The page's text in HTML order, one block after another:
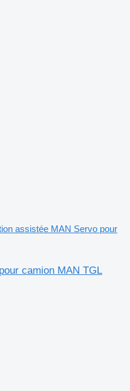
assistée MAN Servo pour
camion MAN TGL